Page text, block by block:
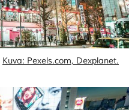
Kuva: Pexels.com, Dexplanet.